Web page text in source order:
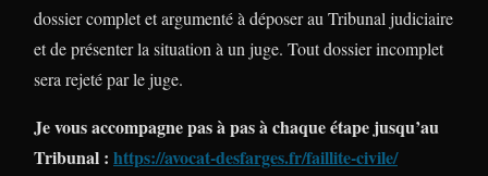
dossier complet et argumenté à déposer au Tribunal judiciaire
et de présenter la situation à un juge. Tout dossier incomplet
sera rejeté par le juge.
Je vous accompagne pas à pas à chaque étape jusqu’au
Tribunal : https://avocat-desfarges.fr/faillite-civile/